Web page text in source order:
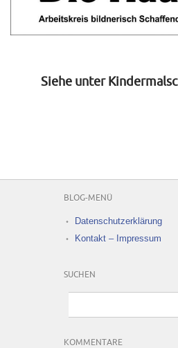
Siehe unter
BLOG-MENÜ
Datenschutzerklärung
Kontakt – Impressum
SUCHEN
KOMMENTARE